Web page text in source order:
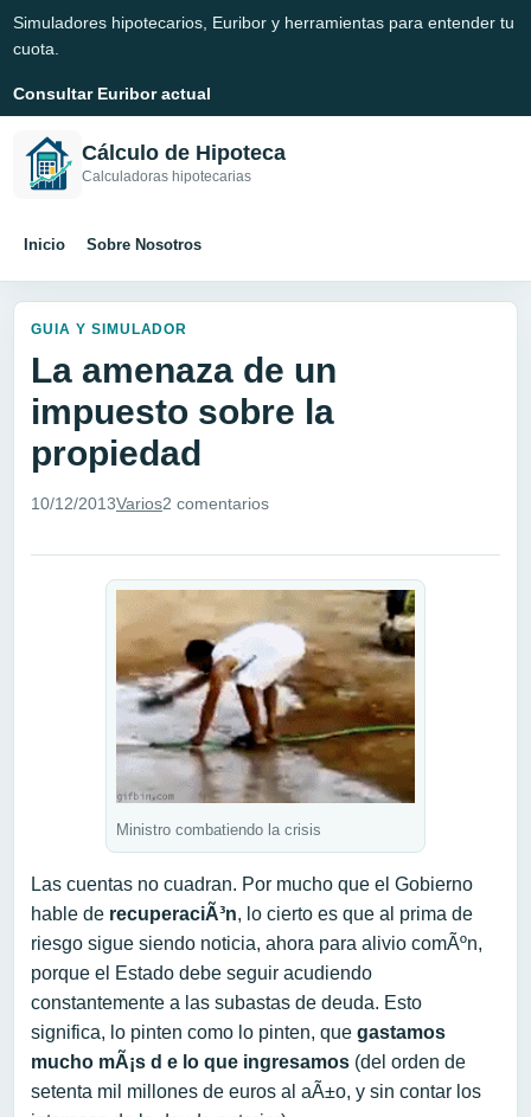
Simuladores hipotecarios, Euribor y herramientas para entender tu
cuota.
Consultar Euribor actual
Cálculo de Hipoteca
Calculadoras hipotecarias
Inicio Sobre Nosotros
GUIA Y SIMULADOR
La amenaza de un
impuesto sobre la
propiedad
10/12/2013Varios2 comentarios
Ministro combatiendo la crisis
Las cuentas no cuadran. Por mucho que el Gobierno
hable de recuperaciÃ³n, lo cierto es que al prima de
riesgo sigue siendo noticia, ahora para alivio comÃºn,
porque el Estado debe seguir acudiendo
constantemente a las subastas de deuda. Esto
significa, lo pinten como lo pinten, que gastamos
mucho mÃ¡s d e lo que ingresamos (del orden de
setenta mil millones de euros al aÃ±o, y sin contar los